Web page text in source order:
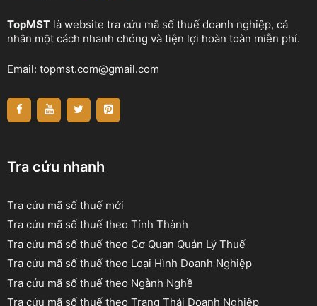
TopMST là website tra cứu mã số thuế doanh nghiệp, cá
nhân một cách nhanh chóng và tiện lợi hoàn toàn miễn phí.
Email: topmst.com@gmail.com
Tra cứu nhanh
Tra cứu mã số thuế mới
Tra cứu mã số thuế theo Tỉnh Thành
Tra cứu mã số thuế theo Cơ Quan Quản Lý Thuế
Tra cứu mã số thuế theo Loại Hình Doanh Nghiệp
Tra cứu mã số thuế theo Ngành Nghề
Tra cứu mã số thuế theo Trạng Thái Doanh Nghiệp